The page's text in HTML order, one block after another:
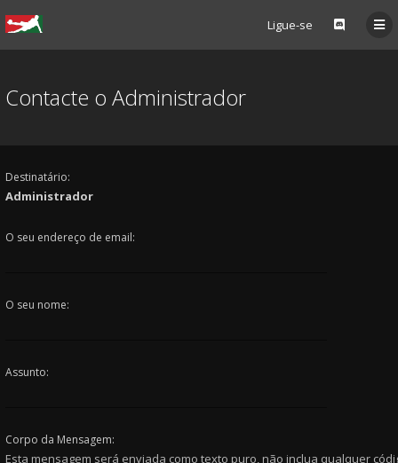
Ligue-se
Contacte o Administrador
Destinatário:
Administrador
O seu endereço de email:
O seu nome:
Assunto:
Corpo da Mensagem:
Esta mensagem será enviada como texto puro, não inclua qualquer